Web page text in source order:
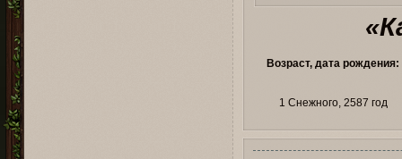
Возраст, дата рождения:
1 Снежного, 2587 год